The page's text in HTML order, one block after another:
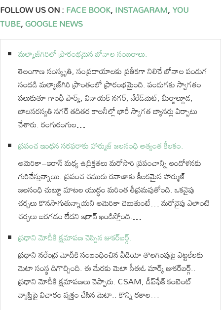
FOLLOW US ON :FACE BOOK,INSTAGARAM,YOU
TUBE,GOOGLE NEWS
మల్కాజ్‌గిరిలో ప్రారంభమైన బోనాల సంబరాలు.
తెలంగాణ సంస్కృతి, సంప్రదాయాలకు ప్రతీకగా నిలిచే బోనాల పండుగ
సందడి మల్కాజ్‌గిరి ప్రాంతంలో ప్రారంభమైంది. పండుగకు స్వాగతం
పలుకుతూ గాంధీ పార్క్, వినాయక్ నగర్, నేరేడ్‌మెట్, మీర్జాల్గూడ,
బాలసరస్వతి నగర్ తదితర కాలనీల్లో భారీ స్వాగత బ్యానర్లు ఏర్పాటు
చేశారు. రంగురంగుల…
ప్రపంచ ఇంధన సరఫరాకు హార్ముజ్ జలసంధి అత్యంత కీలకం.
అమెరికా–ఇరాన్ మధ్య ఉద్రిక్తతలు మరోసారి ప్రపంచాన్ని ఆందోళనకు
గురిచేస్తున్నాయి. ప్రపంచ చమురు రవాణాకు కీలకమైన హార్ముజ్
జలసంధి చుట్టూ మాటల యుద్ధం మరింత తీవ్రమవుతోంది. ఒకవైపు
చర్చలు కొనసాగుతున్నాయని అమెరికా చెబుతుంటే… మరోవైపు ఎలాంటి
చర్చలు జరగడం లేదని ఇరాన్ ఖండిస్తోంది.…
ప్రధాని మోదీకి క్షమాపణ చెప్పిన జుకర్⁬బర్గ్.
ప్రధాని నరేంద్ర మోదీకి సంబంధించిన వీడియో తొలగింపుపై ఎట్టకేలకు
మెటా సంస్థ దిగొచ్చింది. ఈ మేరకు మెటా సీఈఓ మార్క్ జుకర్‌బర్గ్..
ప్రధాని మోదీకి క్షమాపణలు చెప్పారు. CSAM, డీప్‌ఫేక్‌ కంటెంట్‌
వ్యాప్తిపై విచారం వ్యక్తం చేసిన మెటా.. కొన్ని రకాల…